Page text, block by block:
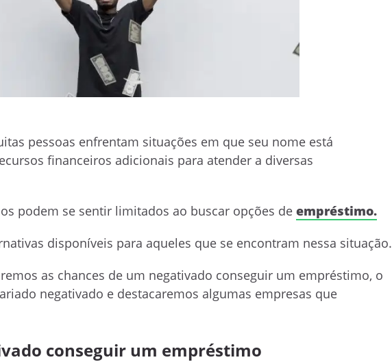
pessoas enfrentam situações em que seu nome está
financeiros adicionais para atender a diversas
podem se sentir limitados ao buscar opções de empréstimo.
disponíveis para aqueles que se encontram nessa situação.
as chances de um negativado conseguir um empréstimo, o
negativado e destacaremos algumas empresas que
conseguir um empréstimo